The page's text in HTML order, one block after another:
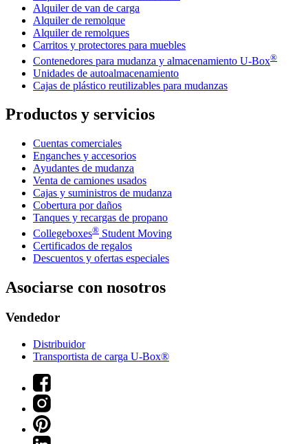
Alquiler de van de carga
Alquiler de remolque
Alquiler de remolques
Carritos y protectores para muebles
Contenedores para mudanza y almacenamiento U-Box®
Unidades de autoalmacenamiento
Cajas de plástico reutilizables para mudanzas
Productos y servicios
Cuentas comerciales
Enganches y accesorios
Ayudantes de mudanza
Venta de camiones usados
Cajas y suministros de mudanza
Cobertura por daños
Tanques y recargas de propano
Collegeboxes® Student Moving
Certificados de regalos
Descuentos y ofertas especiales
Asociarse con nosotros
Vendedor
Distribuidor
Transportista de carga U-Box®